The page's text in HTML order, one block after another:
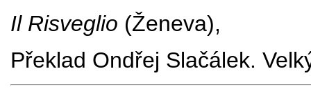
Il Risveglio (Ženeva),
Překlad Ondřej Slačálek.